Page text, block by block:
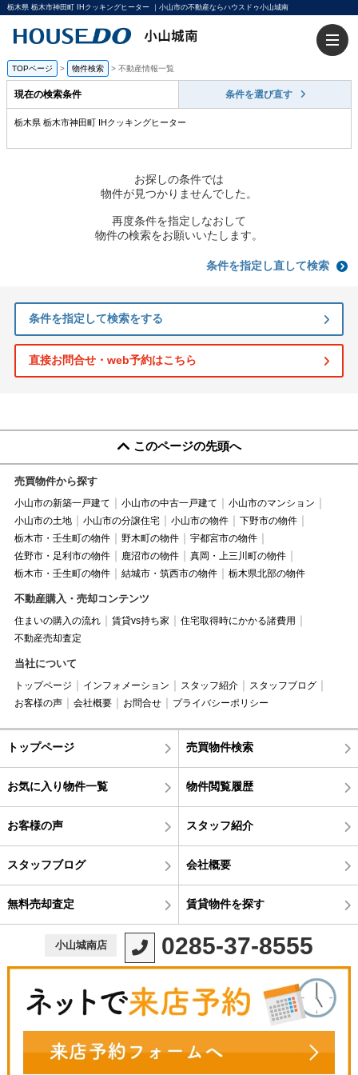
栃木県 栃木市神田町 IHクッキングヒーター ｜小山市の不動産ならハウスドゥ小山城南
TOPページ > 物件検索 > 不動産情報一覧
現在の検索条件 条件を選び直す
栃木県 栃木市神田町 IHクッキングヒーター
お探しの条件では
物件が見つかりませんでした。
再度条件を指定しなおして
物件の検索をお願いいたします。
条件を指定し直して検索
条件を指定して検索をする
直接お問合せ・web予約はこちら
このページの先頭へ
売買物件から探す
小山市の新築一戸建て 小山市の中古一戸建て
小山市のマンション
小山市の土地
小山市の分譲住宅 小山市の物件
下野市の物件
栃木市・壬生町の物件
野木町の物件
宇都宮市の物件
佐野市・足利市の物件
鹿沼市の物件
真岡・上三川町の物件
栃木市・壬生町の物件
結城市・筑西市の物件 栃木県北部の物件
不動産購入・売却コンテンツ
住まいの購入の流れ 賃貸vs持ち家
住宅取得時にかかる諸費用
不動産売却査定
当社について
トップページ インフォメーション スタッフ紹介
スタッフブログ
お客様の声
会社概要 お問合せ プライバシーポリシー
トップページ 売買物件検索
お気に入り物件一覧 物件閲覧履歴
お客様の声 スタッフ紹介
スタッフブログ 会社概要
無料売却査定 賃貸物件を探す
小山城南店 0285-37-8555